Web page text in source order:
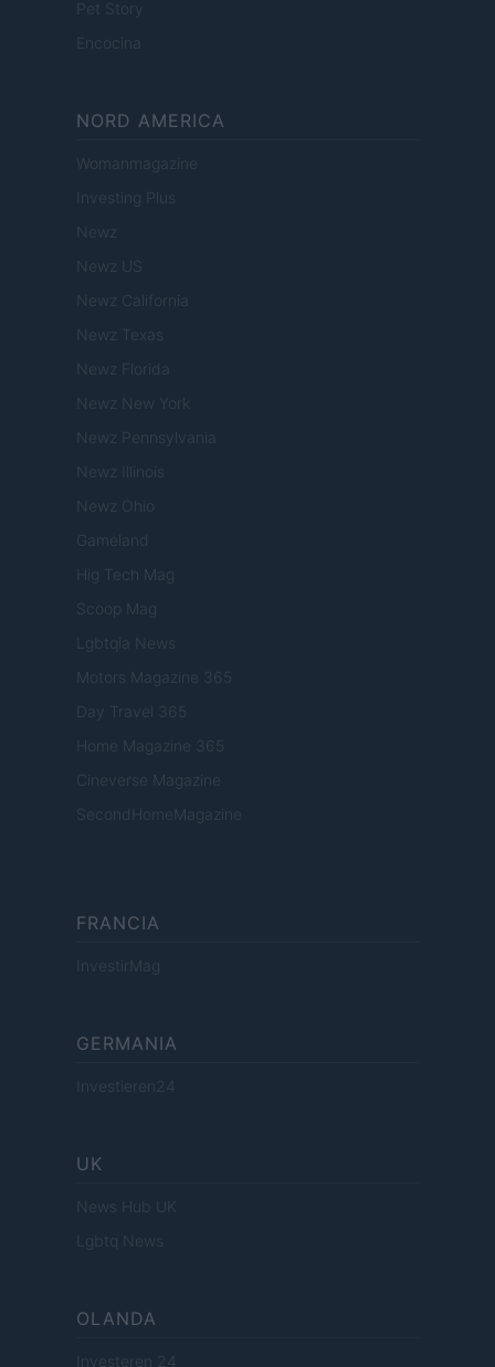
Pet Story
Encocina
NORD AMERICA
Womanmagazine
Investing Plus
Newz
Newz US
Newz California
Newz Texas
Newz Florida
Newz New York
Newz Pennsylvania
Newz Illinois
Newz Ohio
Gameland
Hig Tech Mag
Scoop Mag
Lgbtqia News
Motors Magazine 365
Day Travel 365
Home Magazine 365
Cineverse Magazine
SecondHomeMagazine
FRANCIA
InvestirMag
GERMANIA
Investieren24
UK
News Hub UK
Lgbtq News
OLANDA
Investeren 24